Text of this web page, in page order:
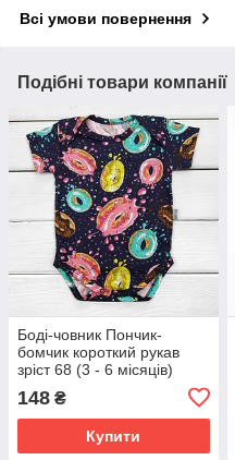
Всі умови повернення
Подібні товари компанії
Боді-човник Пончик-
бомчик короткий рукав
зріст 68 (3 - 6 місяців)
принтом
148 ₴
Купити